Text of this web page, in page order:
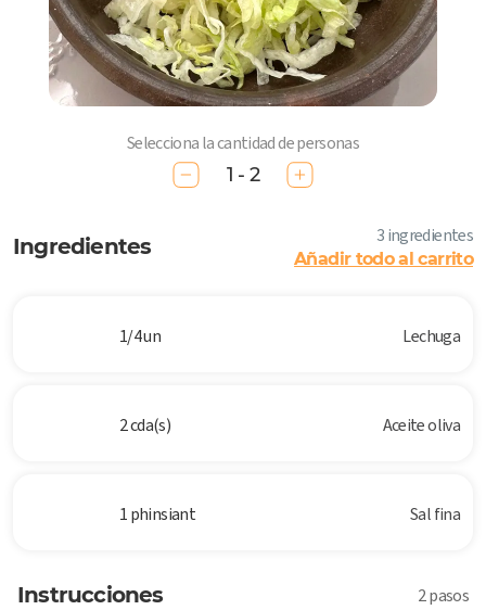
Selecciona la cantidad de personas
1 - 2
Ingredientes 3 ingredientes
Añadir todo al carrito
1/4 un Lechuga
2 cda(s) Aceite oliva
1 phinsiant Sal fina
Instrucciones 2 pasos